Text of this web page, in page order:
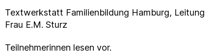
Textwerkstatt Familienbildung Hamburg, Leitung
Frau E.M. Sturz
Teilnehmerinnen lesen vor.